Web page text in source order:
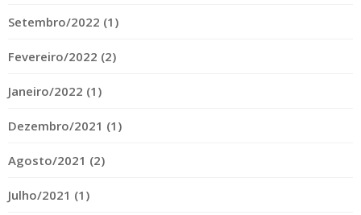
Setembro/2022 (1)
Fevereiro/2022 (2)
Janeiro/2022 (1)
Dezembro/2021 (1)
Agosto/2021 (2)
Julho/2021 (1)